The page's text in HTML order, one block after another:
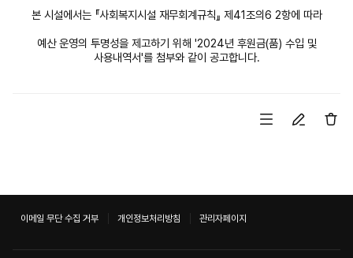
본 시설에서는 『사회복지시설 재무회계규칙』 제41조의6 2항에 따라
예산 운영의 투명성을 제고하기 위해 '2024년 후원금(품) 수입 및
사용내역서'를 첨부와 같이 공고합니다.
이메일 무단 수집 거부 개인정보처리방침 관리자페이지